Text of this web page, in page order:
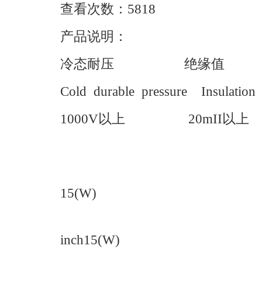
查看次数：5818
产品说明：
冷态耐压 绝缘值
Cold durable pressure
1000V以上 20mII
15(W)
inch15(W)